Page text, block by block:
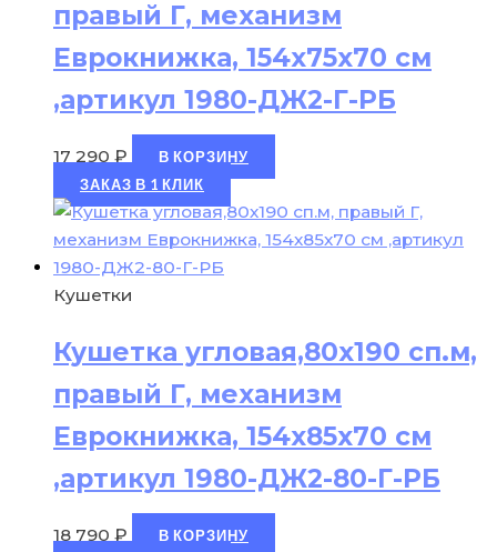
правый Г, механизм
Еврокнижка, 154х75х70 см
,артикул 1980-ДЖ2-Г-РБ
17 290 ₽
В КОРЗИНУ
ЗАКАЗ В 1 КЛИК
Кушетки
Кушетка угловая,80х190 сп.м,
правый Г, механизм
Еврокнижка, 154х85х70 см
,артикул 1980-ДЖ2-80-Г-РБ
18 790 ₽
В КОРЗИНУ